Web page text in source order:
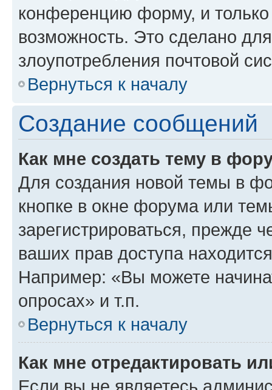
конференцию форму, и
возможность. Это сделано
злоупотребления почтовой
Вернуться к началу
Создание сообщений
Как мне создать тему в
Для создания новой темы в
кнопке в окне форума или
зарегистрироваться, прежде
ваших прав доступа
Например: «Вы можете
опросах» и т.п.
Вернуться к началу
Как мне отредактировать
Если вы не являетесь